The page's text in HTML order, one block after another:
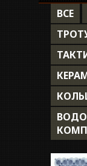
Наши
Контакты
Доставка
Укладка
ВСЕ